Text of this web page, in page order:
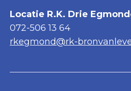
Locatie R.K. Drie
072-506 13 64
rkegmond@rk-